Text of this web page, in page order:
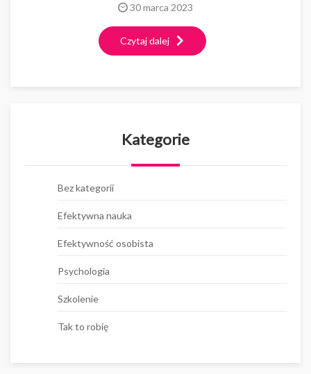
Czytaj dalej
30 marca 2023
Kategorie
Bez kategorii
Efektywna nauka
Efektywność osobista
Psychologia
Szkolenie
Tak to robię